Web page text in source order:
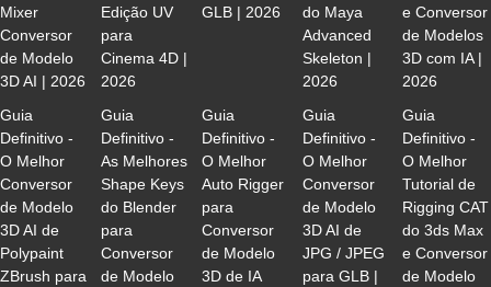
Mixer
Conversor
de Modelo
3D AI | 2026
Edição UV
para
Cinema 4D |
2026
GLB | 2026
do Maya
Advanced
Skeleton |
2026
e Conversor
de Modelos
3D com IA |
2026
Guia
Definitivo -
O Melhor
Conversor
de Modelo
3D AI de
Polypaint
ZBrush para
Guia
Definitivo -
As Melhores
Shape Keys
do Blender
para
Conversor
de Modelo
Guia
Definitivo -
O Melhor
Auto Rigger
para
Conversor
de Modelo
3D de IA
Guia
Definitivo -
O Melhor
Conversor
de Modelo
3D AI de
JPG / JPEG
para GLB |
Guia
Definitivo -
O Melhor
Tutorial de
Rigging CAT
do 3ds Max
e Conversor
de Modelo